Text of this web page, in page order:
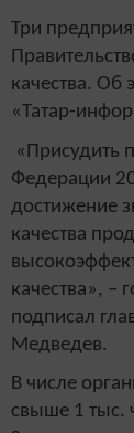
Три
качества. Об
«Татар-
«Присудить
Федерации
достижение
качества
качества», –
подписал
Медведев.
В числе
свыше 1 тыс.